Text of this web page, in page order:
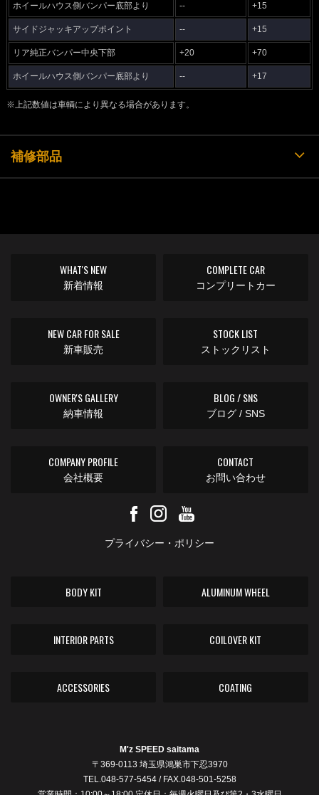
ホイールハウス側バンパー底部より -- +15
サイドジャッキアップポイント -- +15
リア純正バンパー中央下部 +20 +70
ホイールハウス側バンパー底部より -- +17
※上記数値は車輌により異なる場合があります。
補修部品
WHAT'S NEW
新着情報
COMPLETE CAR
コンプリートカー
NEW CAR FOR SALE
新車販売
STOCK LIST
ストックリスト
OWNER'S GALLERY
納車情報
BLOG / SNS
ブログ / SNS
COMPANY PROFILE
会社概要
CONTACT
お問い合わせ
プライバシー・ポリシー
BODY KIT ALUMINUM WHEEL
INTERIOR PARTS COILOVER KIT
ACCESSORIES COATING
M'z SPEED saitama
〒369-0113 埼玉県鴻巣市下忍3970
TEL.048-577-5454 / FAX.048-501-5258